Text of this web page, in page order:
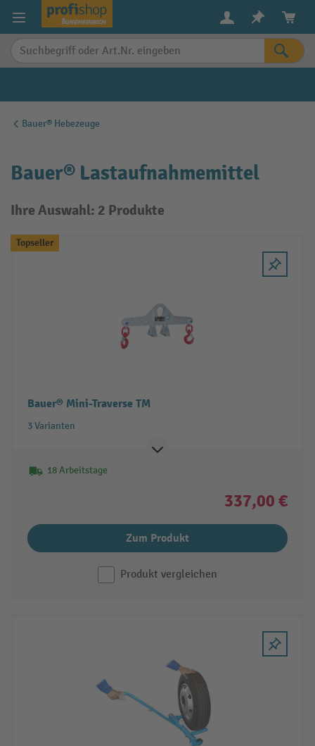
springen
Bauer® Hebezeuge
Bauer® Lastaufnahmemittel
Ihre Auswahl: 2 Produkte
Topseller
Bauer® Mini-Traverse TM
3 Varianten
18 Arbeitstage
337,00 €
Zum Produkt
Produkt vergleichen